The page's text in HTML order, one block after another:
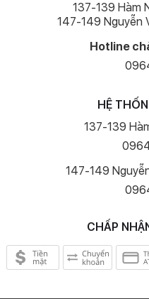
137-139 Hàm
147-149 Nguyễn
Hotline
HỆ
137-139
147-149
CHẤP